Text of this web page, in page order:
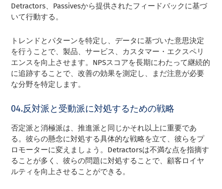
Detractors、Passivesから提供されたフィードバックに基づ
いて行動する。
トレンドとパターンを特定し、データに基づいた意思決定
を行うことで、製品、サービス、カスタマー・エクスペリ
エンスを向上させます。NPSスコアを長期にわたって継続的
に追跡することで、改善の効果を測定し、まだ注意が必要
な分野を特定します。
04.反対派と受動派に対処するための戦略
否定派と消極派は、推進派と同じかそれ以上に重要であ
る。彼らの懸念に対処する具体的な戦略を立て、彼らをプ
ロモーターに変えましょう。Detractorsは不満な点を指摘す
ることが多く、彼らの問題に対処することで、顧客ロイヤ
ルティを向上させることができる。